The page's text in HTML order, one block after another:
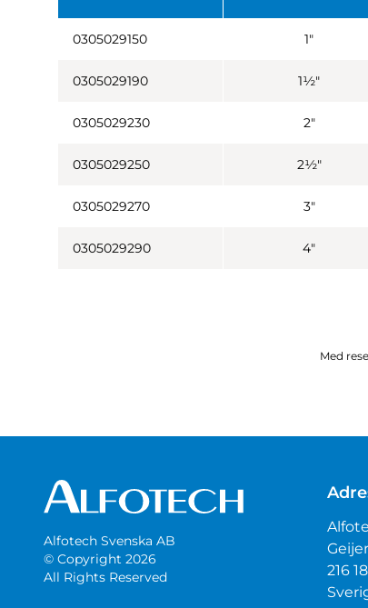
0305029150 1"
0305029190 1½"
0305029230 2"
0305029250 2½"
0305029270 3"
0305029290 4"
Med
Alfotech Svenska AB
© Copyright 2026
All Rights Reserved
216